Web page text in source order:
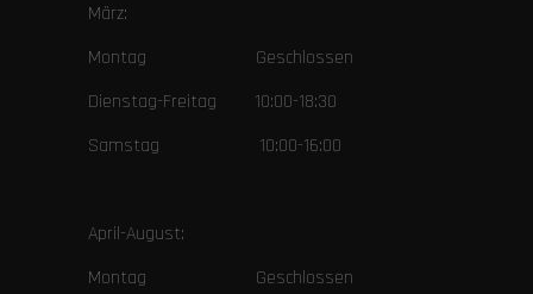
März:
Montag Geschlossen
Dienstag-Freitag 10:00-18:30
Samstag 10:00-16:00
April-August:
Montag Geschlossen